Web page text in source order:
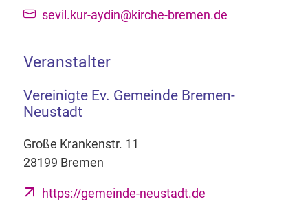
sevil.kur-aydin@kirche-bremen.de
Veranstalter
Vereinigte Ev. Gemeinde Bremen-
Neustadt
Große Krankenstr. 11
28199 Bremen
https://gemeinde-neustadt.de